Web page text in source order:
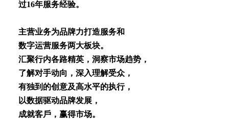
过16年服务经验。
主营业务为品牌⼒打造服务和
数字运营服务两⼤板块。
汇聚⾏内各路精英，洞察市场趋势，
了解对⼿动向，深⼊理解受众，
有独到的创意及⾼⽔平的执⾏，
以数据驱动品牌发展，
成就客⼾，赢得市场。